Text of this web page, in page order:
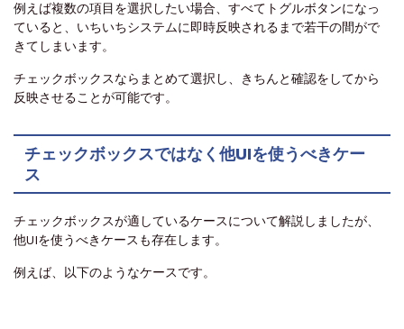
例えば複数の項目を選択したい場合、すべてトグルボタンになっ
ていると、いちいちシステムに即時反映されるまで若干の間がで
きてしまいます。
チェックボックスならまとめて選択し、きちんと確認をしてから
反映させることが可能です。
チェックボックスではなく他UIを使うべきケー
ス
チェックボックスが適しているケースについて解説しましたが、
他UIを使うべきケースも存在します。
例えば、以下のようなケースです。